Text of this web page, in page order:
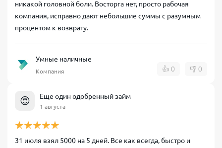
никакой головной боли. Восторга нет, просто рабочая
компания, исправно дают небольшие суммы с разумным
процентом к возврату.
Умные наличные
Компания 👍 0 👎 0
😍 Еще один одобренный займ
1 августа
31 июля взял 5000 на 5 дней. Все как всегда, быстро и